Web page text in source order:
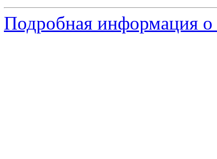
Подробная информация